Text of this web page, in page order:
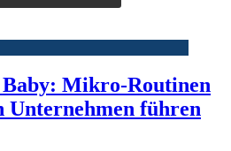
Baby: Mikro-Routinen
führen